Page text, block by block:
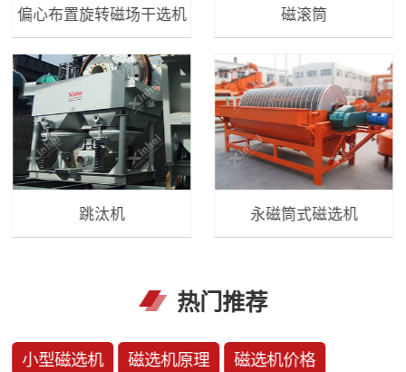
偏心布置旋转磁场干选机 磁滚筒
跳汰机 永磁筒式磁选机
热门推荐
小型磁选机 磁选机原理 磁选机价格